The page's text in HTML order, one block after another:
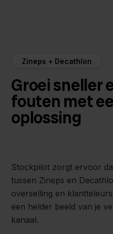
Zineps + Decathlon
Groei sneller
fouten met
oplossing
Stockpilot zorgt ervoor
tussen Zineps en
overselling en
een helder beeld van je
kanaal.